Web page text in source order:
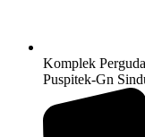
Komplek
Puspitek-Gn